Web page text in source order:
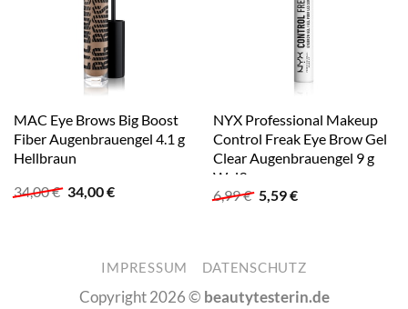
MAC Eye Brows Big Boost
Fiber Augenbrauengel 4.1 g
Hellbraun
34,00€ Ursprünglicher
34,00€Aktueller
NYX Professional Makeup
Control Freak Eye Brow Gel
Clear Augenbrauengel 9 g
Weiß
6,99€ Ursprünglicher
5,59€Aktueller
IMPRESSUM DATENSCHUTZ
Copyright 2026 © beautytesterin.de